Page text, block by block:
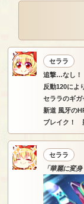
セララ
追撃…なし！
反動120によ
セララのギガ
新道 風牙の
ブレイク！
セララ
「華麗に変